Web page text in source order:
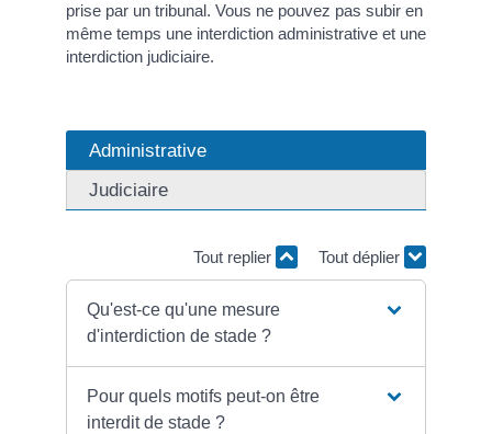
prise par un tribunal. Vous ne pouvez pas subir en
même temps une interdiction administrative et une
interdiction judiciaire.
Administrative
Judiciaire
Tout replier Tout déplier
Qu'est-ce qu'une mesure
d'interdiction de stade ?
Pour quels motifs peut-on être
interdit de stade ?